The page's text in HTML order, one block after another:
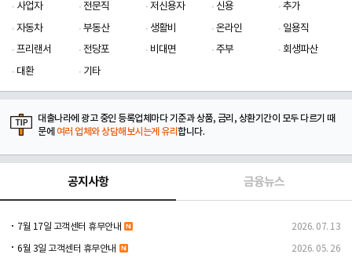
사업자
전문직 저신용자 신용
추가
자동차
부동산 생활비 온라인
일용직
프리랜서
전당포 비대면 주부
회생파산
대환
기타
대출나라에 광고 중인 등록업체마다 기준과 상품, 금리, 상환기간이 모두 다르기 때
문에 여러 업체와 상담해보시는게 유리합니다.
공지사항 금융뉴스
7월 17일 고객센터 휴무안내 2026. 07. 13
6월 3일 고객센터 휴무안내 2026. 05. 26